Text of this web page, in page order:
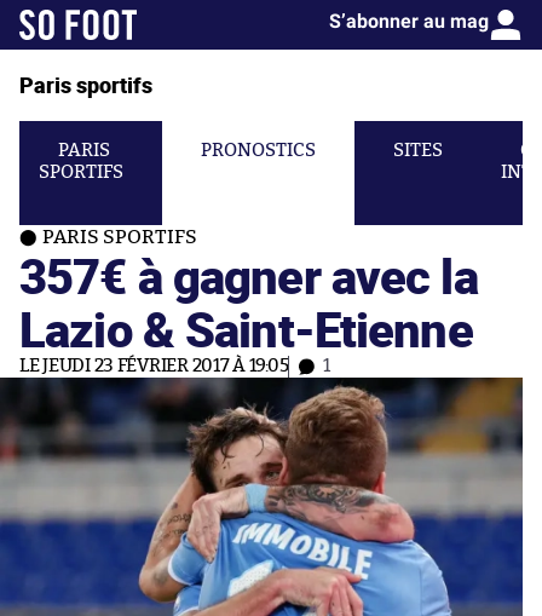
S’abonner au mag
Paris sportifs
PARIS
SPORTIFS
PRONOSTICS SITES
PARIS SPORTIFS
357€ à gagner avec la
Lazio & Saint-Etienne
LE JEUDI 23 FÉVRIER 2017 À 19:05 1